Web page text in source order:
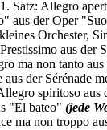
Satz: Allegro
aus der Oper
Orchester,
aus
ma non tanto
aus der Sérénade
spiritoso
"El bateo" (jede
ma non troppo